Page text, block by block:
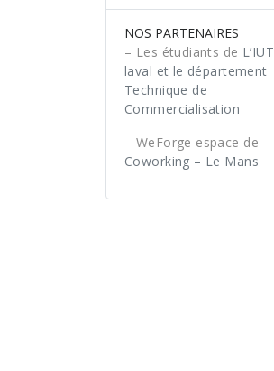
NOS PARTENAIRES
– Les étudiants de
laval et le département
Technique de
Commercialisation
– WeForge espace de
Coworking – Le Mans